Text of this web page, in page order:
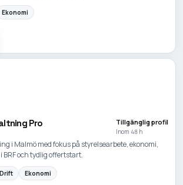
Ekonomi
Pro Tillgänglig profil
Inom 48 h
i Malmö med fokus på styrelsearbete, ekonomi,
och tydlig offertstart.
Drift Ekonomi